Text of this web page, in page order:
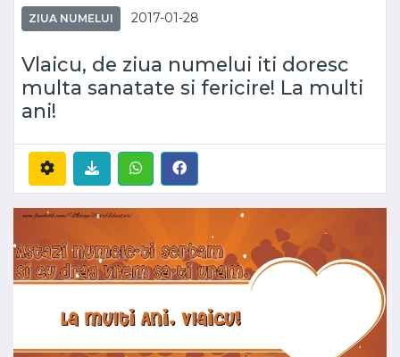
ZIUA NUMELUI 2017-01-28
Vlaicu, de ziua numelui iti doresc
multa sanatate si fericire! La multi
ani!